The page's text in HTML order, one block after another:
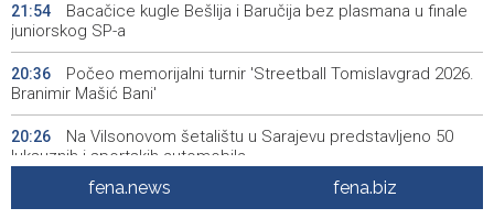
21:54
Bacačice kugle Bešlija i Baručija bez plasmana u finale
juniorskog SP-a
20:36
Počeo memorijalni turnir 'Streetball Tomislavgrad 2026.
Branimir Mašić Bani'
20:26
Na Vilsonovom šetalištu u Sarajevu predstavljeno 50
luksuznih i sportskih automobila
Announcement of events for Friday, 7 August 2026
fena.news fena.biz